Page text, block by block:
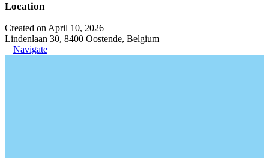
Location
Created on April 10, 2026
Lindenlaan 30, 8400 Oostende, Belgium
Navigate